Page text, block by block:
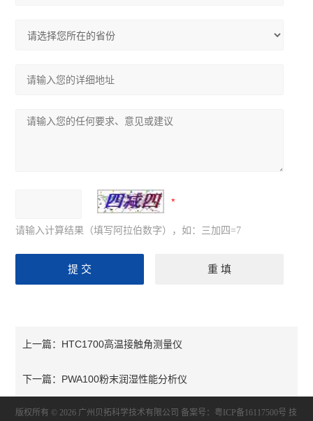
请输入计算结果（填写阿拉伯数字），如：三加四=7
上一篇： HTC1700高温接触角测量仪
下一篇： PWA100粉末润湿性能分析仪
版权所有 © 2026 广州贝拓科学技术有限公司 备案号：粤ICP备16117500号 技